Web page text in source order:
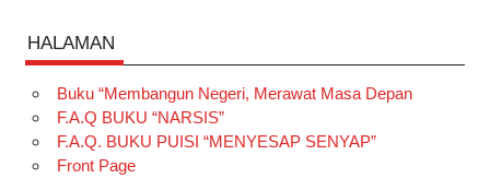
HALAMAN
Buku “Membangun Negeri, Merawat Masa Depan
F.A.Q BUKU “NARSIS”
F.A.Q. BUKU PUISI “MENYESAP SENYAP”
Front Page